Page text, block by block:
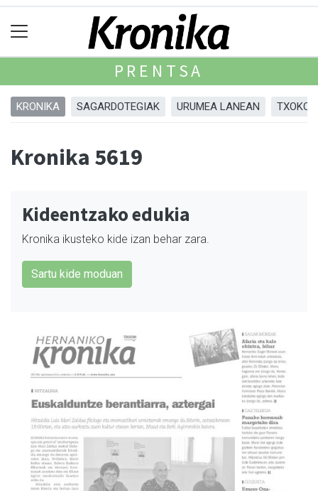
PRENTSA
KRONIKA SAGARDOTEGIAK URUMEA LANEAN
Kronika 5619
Kideentzako edukia
Kronika ikusteko kide izan behar zara.
Sartu kide moduan